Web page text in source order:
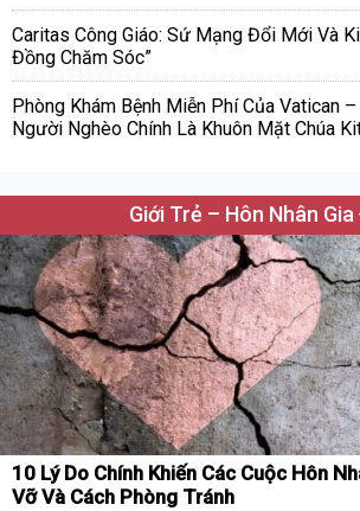
Caritas Công Giáo: Sứ Mạng Đổi Mới Và
Đồng Chăm Sóc”
Phòng Khám Bệnh Miễn Phí Của Vatican
Người Nghèo Chính Là Khuôn Mặt Chúa
Giới Trẻ – Hôn Nhân
10 Lý Do Chính Khiến Các Cuộc Hôn
Vỡ Và Cách Phòng Tránh